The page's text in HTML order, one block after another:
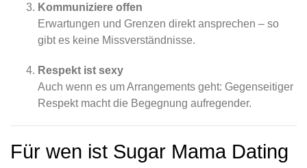
Kommuniziere offen
Erwartungen und Grenzen direkt ansprechen – so
gibt es keine Missverständnisse.
Respekt ist sexy
Auch wenn es um Arrangements geht: Gegenseitiger
Respekt macht die Begegnung aufregender.
Für wen ist Sugar Mama Dating